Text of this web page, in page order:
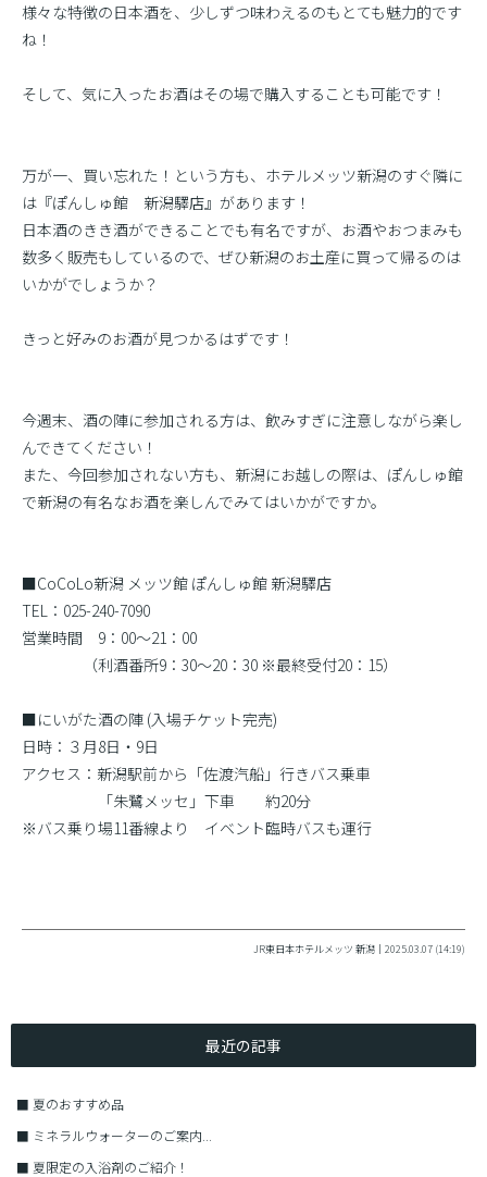
様々な特徴の日本酒を、少しずつ味わえるのもとても魅力的です
ね！
そして、気に入ったお酒はその場で購入することも可能です！
万が一、買い忘れた！という方も、ホテルメッツ新潟のすぐ隣に
は『ぽんしゅ館 新潟驛店』があります！
日本酒のきき酒ができることでも有名ですが、お酒やおつまみも
数多く販売もしているので、ぜひ新潟のお土産に買って帰るのは
いかがでしょうか？
きっと好みのお酒が見つかるはずです！
今週末、酒の陣に参加される方は、飲みすぎに注意しながら楽し
んできてください！
また、今回参加されない方も、新潟にお越しの際は、ぽんしゅ館
で新潟の有名なお酒を楽しんでみてはいかがですか。
■CoCoLo新潟 メッツ館 ぽんしゅ館 新潟驛店
TEL：025-240-7090
営業時間 9：00〜21：00
（利酒番所9：30〜20：30 ※最終受付20：15）
■にいがた酒の陣 (入場チケット完売)
日時：３月8日・9日
アクセス：新潟駅前から「佐渡汽船」行きバス乗車
「朱鷺メッセ」下車 約20分
※バス乗り場11番線より イベント臨時バスも運行
JR東日本ホテルメッツ 新潟｜2025.03.07 (14:19)
最近の記事
■ 夏のおすすめ品
■ ミネラルウォーターのご案内...
■ 夏限定の入浴剤のご紹介！